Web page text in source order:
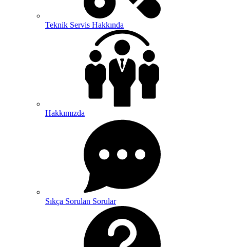
Teknik Servis Hakkında
Hakkımızda
Sıkça Sorulan Sorular